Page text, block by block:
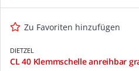
Zu Favoriten hinzufügen
DIETZEL
CL 40 Klemmschelle anreihbar